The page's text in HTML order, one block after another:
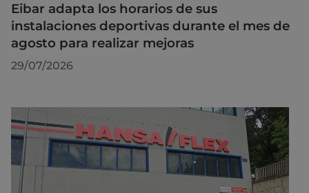
Eibar adapta los horarios de sus
instalaciones deportivas durante el mes de
agosto para realizar mejoras
29/07/2026